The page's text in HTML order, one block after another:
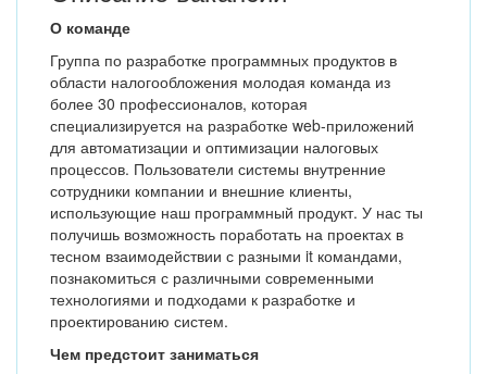
О команде
Группа по разработке программных продуктов в
области налогообложения молодая команда из
более 30 профессионалов, которая
специализируется на разработке web-приложений
для автоматизации и оптимизации налоговых
процессов. Пользователи системы внутренние
сотрудники компании и внешние клиенты,
использующие наш программный продукт. У нас ты
получишь возможность поработать на проектах в
тесном взаимодействии с разными it командами,
познакомиться с различными современными
технологиями и подходами к разработке и
проектированию систем.
Чем предстоит заниматься